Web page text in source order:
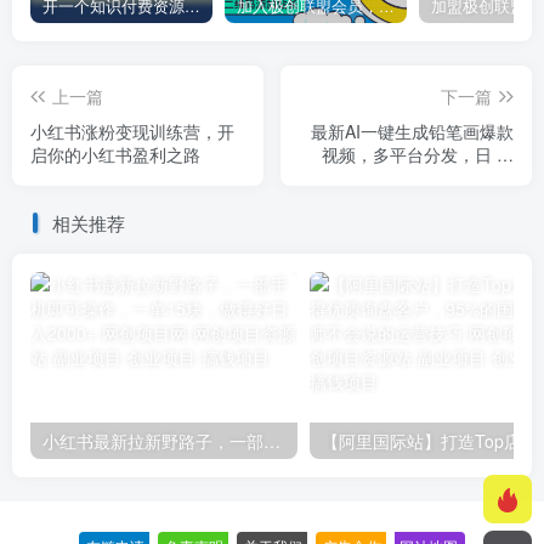
开一个知识付费资源网站，小白也能日入1000+ 加入极创联盟会员，全站资源免费学习。
上一篇
小红书涨粉变现训练营，开
启你的小红书盈利之路
下一篇
最新AI一键生成铅笔画爆款
视频，多平台分发，日 入
相关推荐
小红书最新拉新野路子，一部手机即可操作，一单15块，做得好日入2000+